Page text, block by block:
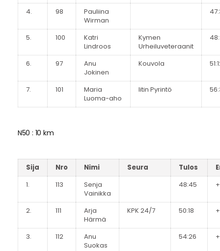
4. 98
Pauliina
Wirman
5. 100
Katri
Lindroos
Kymen
Urheiluveteraanit
6. 97
Anu
Jokinen
Kouvola
7. 101
Maria
Luoma-aho
Iitin Pyrintö
N50 : 10 km
Sija Nro Nimi Seura Tulos
1.
113
Senja
Vainikka
48:45
2. 111
Arja
Härmä
KPK 24/7 50:18
3. 112
Anu
Suokas
54:26